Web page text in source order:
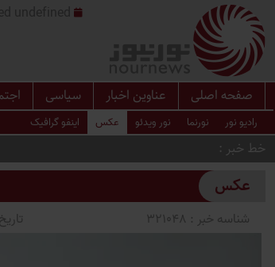
صفحه اصلی عناوین اخبار سیاسی
رادیو نور نورنما نور ویدئو عکس اینفو گرافیک
خط خبر
عکس
شناسه خبر : 321048